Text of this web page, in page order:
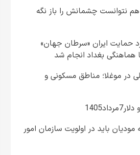
نتوانست چشمانش را باز نگه
حمایت ایران «سرطان جهان»
هماهنگی بغداد انجام شد
در موغلا؛ مناطق مسکونی و
باید در اولویت سازمان امور